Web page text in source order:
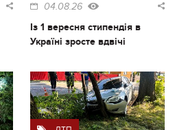
04.08.26
Із 1 вересня стипендія в
Україні зросте вдвічі